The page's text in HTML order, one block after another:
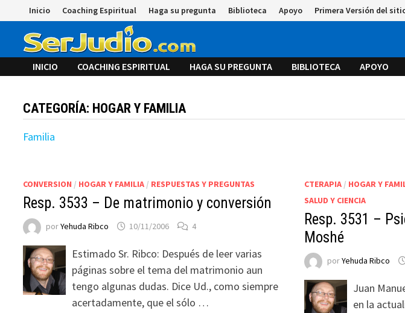
al
contenido
Inicio Coaching Espiritual Haga su pregunta Biblioteca Apoyo Primera Versión del
INICIO COACHING ESPIRITUAL HAGA SU PREGUNTA BIBLIOTECA APOYO
CATEGORÍA: HOGAR Y FAMILIA
Familia
CONVERSION / HOGAR Y FAMILIA / RESPUESTAS Y PREGUNTAS
Resp. 3533 – De matrimonio y conversión
porYehuda Ribco 10/11/2006 4
Estimado Sr. Ribco: Después de leer varias
páginas sobre el tema del matrimonio aun
tengo algunas dudas. Dice Ud., como siempre
acertadamente, que el sólo …
CTERAPIA/ HOGAR Y
SALUD Y CIENCIA
Resp. 3531 –
Moshé
porYehuda Ribco
Juan
en la